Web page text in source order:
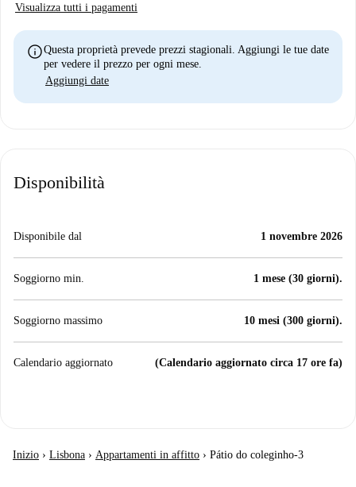
Visualizza tutti i pagamenti
infoQuesta proprietà prevede prezzi stagionali. Aggiungi le tue date
per vedere il prezzo per ogni mese.
Aggiungi date
Disponibilità
Disponibile dal 1 novembre 2026
Soggiorno min. 1 mese (30 giorni).
Soggiorno massimo 10 mesi (300 giorni).
Calendario aggiornato (Calendario aggiornato circa 17 ore fa)
Inizio › Lisbona › Appartamenti in affitto › Pátio do coleginho-3